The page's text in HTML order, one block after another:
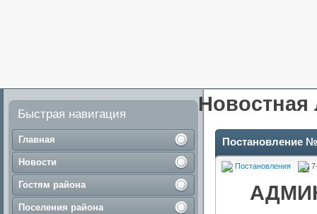
Быстрая навигация
Главная
Новости
Гостям района
Поселения района
Новостная
Постановление
Постановления